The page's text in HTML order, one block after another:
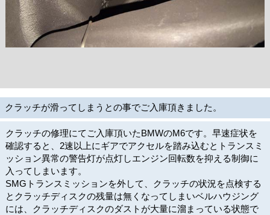
クラッチが滑ってしまうとの事でご入庫頂きました。
クラッチの修理にてご入庫頂いたBMWのM6です。早速症状を
確認すると、2速以上にギアでアクセルを踏み込むとトランスミ
ッション異常の警告灯が点灯しエンジン回転数を抑える制御に
入ってしまいます。
SMGトランスミッションを外して、クラッチの状況を点検する
とクラッチディスクの残量は無くなってしまいベルハウジング
には、クラッチディスクのダストが大量に溜まっている状態で